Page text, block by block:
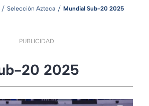
Selección Azteca Mundial Sub-20 2025
PUBLICIDAD
20 2025